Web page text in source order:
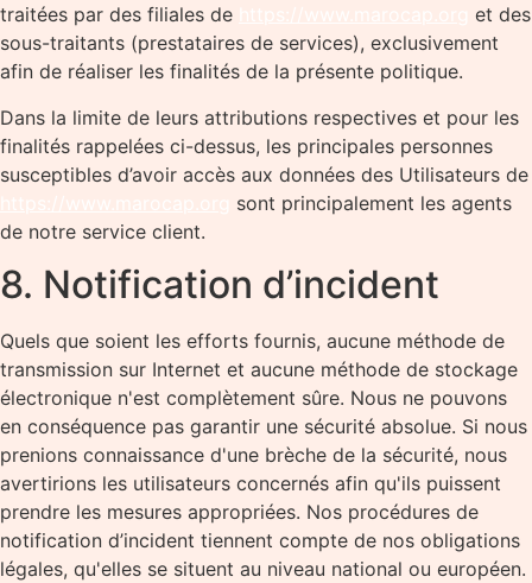
traitées par des filiales de
et des
sous-traitants (prestataires de services), exclusivement
afin de réaliser les finalités de la présente politique.
Dans la limite de leurs attributions respectives et pour les
finalités rappelées ci-dessus, les principales personnes
susceptibles d’avoir accès aux données des Utilisateurs de
sont principalement les agents
de notre service client.
8. Notification d’incident
Quels que soient les efforts fournis, aucune méthode de
transmission sur Internet et aucune méthode de stockage
électronique n'est complètement sûre. Nous ne pouvons
en conséquence pas garantir une sécurité absolue. Si nous
prenions connaissance d'une brèche de la sécurité, nous
avertirions les utilisateurs concernés afin qu'ils puissent
prendre les mesures appropriées. Nos procédures de
notification d’incident tiennent compte de nos obligations
légales, qu'elles se situent au niveau national ou européen.